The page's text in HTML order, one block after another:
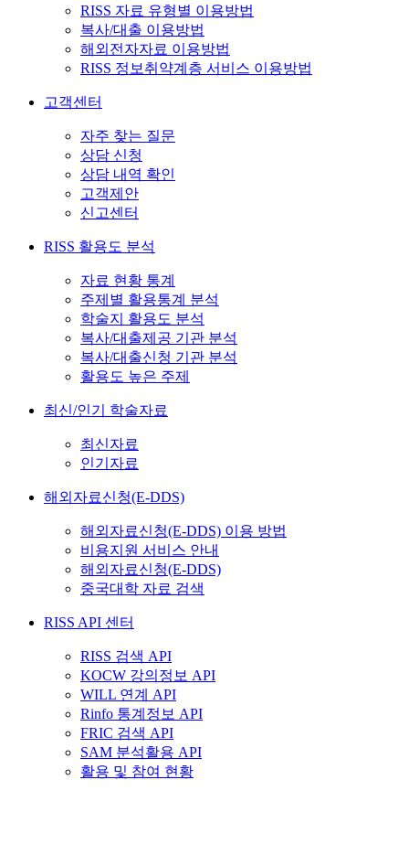
RISS 자료 유형별 이용방법
복사/대출 이용방법
해외전자자료 이용방법
RISS 정보취약계층 서비스 이용방법
고객센터
자주 찾는 질문
상담 신청
상담 내역 확인
고객제안
신고센터
RISS 활용도 분석
자료 현황 통계
주제별 활용통계 분석
학술지 활용도 분석
복사/대출제공 기관 분석
복사/대출신청 기관 분석
활용도 높은 주제
최신/인기 학술자료
최신자료
인기자료
해외자료신청(E-DDS)
해외자료신청(E-DDS) 이용 방법
비용지원 서비스 안내
해외자료신청(E-DDS)
중국대학 자료 검색
RISS API 센터
RISS 검색 API
KOCW 강의정보 API
WILL 연계 API
Rinfo 통계정보 API
FRIC 검색 API
SAM 분석활용 API
활용 및 참여 현황